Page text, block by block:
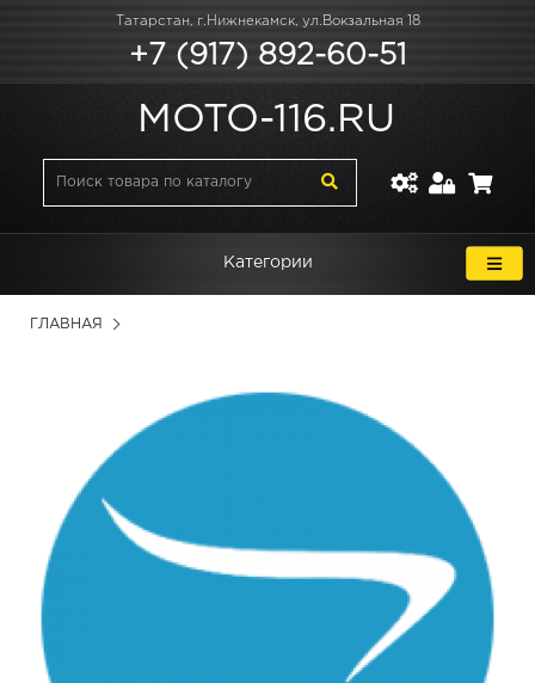
Татарстан, г.Нижнекамск, ул.Вокзальная 18
+7 (917) 892-60-51
MOTO-116.RU
Категории
ГЛАВНАЯ